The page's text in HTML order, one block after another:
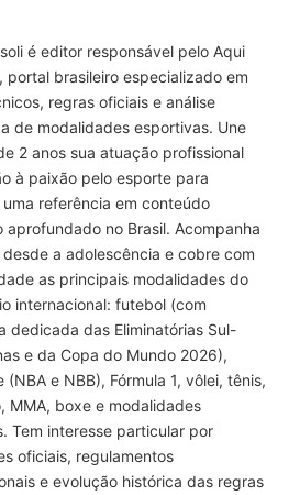
é editor responsável pelo Aqui
portal brasileiro especializado em
regras oficiais e análise
de modalidades esportivas. Une
2 anos sua atuação profissional
à paixão pelo esporte para
referência em conteúdo
aprofundado no Brasil. Acompanha
a adolescência e cobre com
as principais modalidades do
internacional: futebol (com
dedicada das Eliminatórias Sul-
e da Copa do Mundo 2026),
(NBA e NBB), Fórmula 1, vôlei, tênis,
MMA, boxe e modalidades
Tem interesse particular por
oficiais, regulamentos
e evolução histórica das regras